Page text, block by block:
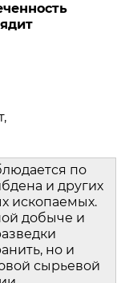
по
и других
ископаемых.
добыче и
но и
сырьевой